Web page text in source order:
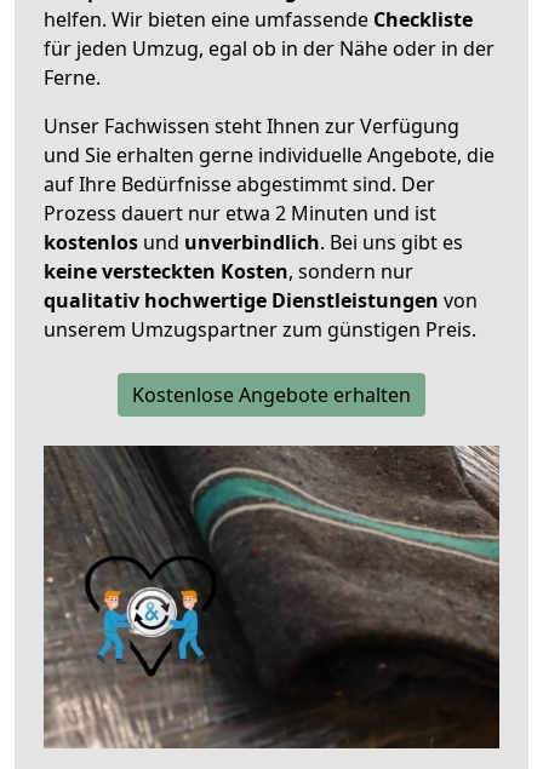
helfen. Wir bieten eine umfassende Checkliste
für jeden Umzug, egal ob in der Nähe oder in der
Ferne.
Unser Fachwissen steht Ihnen zur Verfügung
und Sie erhalten gerne individuelle Angebote, die
auf Ihre Bedürfnisse abgestimmt sind. Der
Prozess dauert nur etwa 2 Minuten und ist
kostenlos und unverbindlich. Bei uns gibt es
keine versteckten Kosten, sondern nur
qualitativ hochwertige Dienstleistungen von
unserem Umzugspartner zum günstigen Preis.
Kostenlose Angebote erhalten